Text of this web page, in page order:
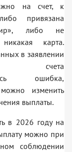
на счет, к
привязана
либо не
карта.
в заявлении
счета
ошибка,
изменить
выплаты.
в 2026 году на
можно при
соблюдении